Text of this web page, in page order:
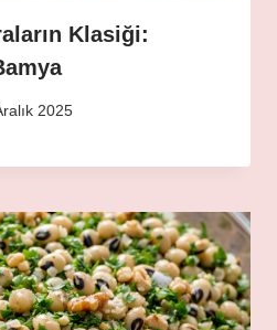
Klasiği:
2025